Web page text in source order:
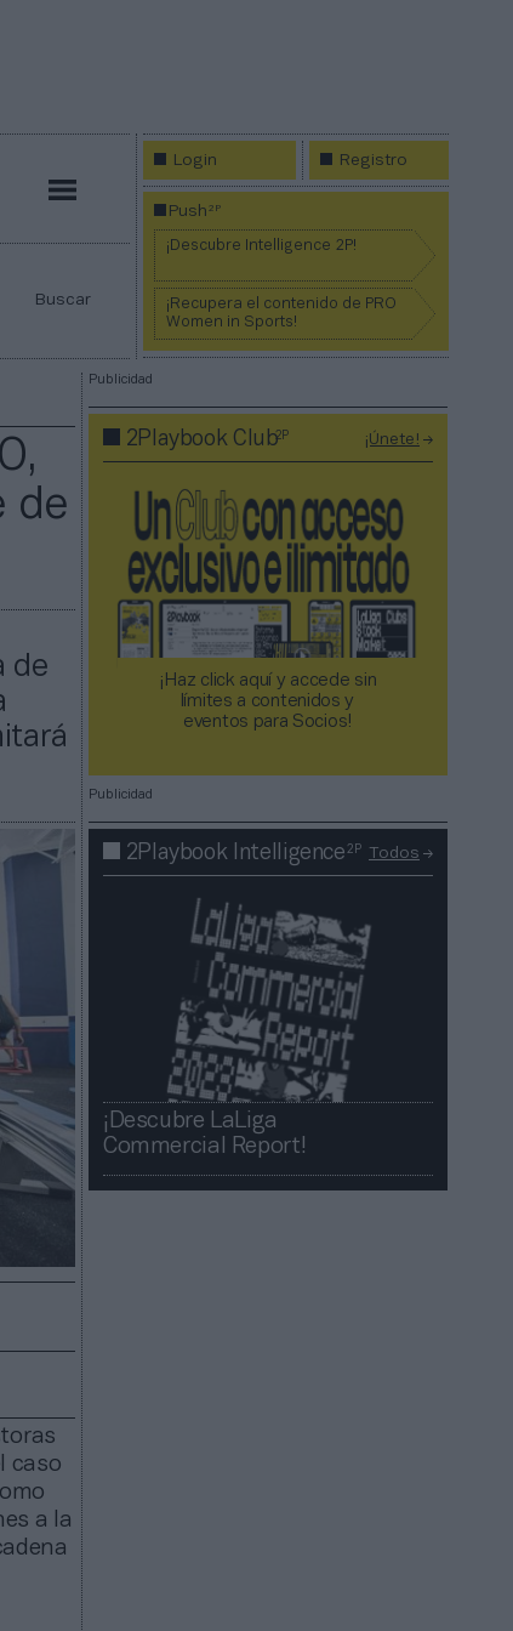
Buscar
Login Registro
Push2P
¡Descubre Intelligence 2P!
¡Recupera el contenido de PRO
Women in Sports!
de
de
caso
a la
Publicidad
2Playbook Club2P ¡Únete!
¡Haz click aquí y accede sin
límites a contenidos y
eventos para Socios!​​​​​​​
Publicidad
2Playbook Intelligence2P Todos
¡Descubre LaLiga
Commercial Report!​​